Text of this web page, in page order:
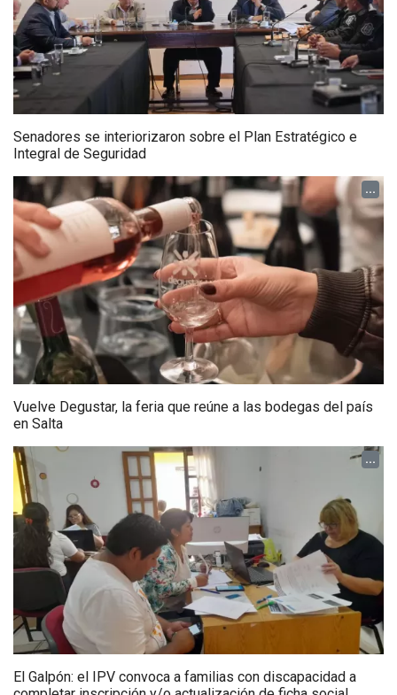
Senadores se interiorizaron sobre el Plan Estratégico e
Integral de Seguridad
...
Vuelve Degustar, la feria que reúne a las bodegas del país
en Salta
...
El Galpón: el IPV convoca a familias con discapacidad a